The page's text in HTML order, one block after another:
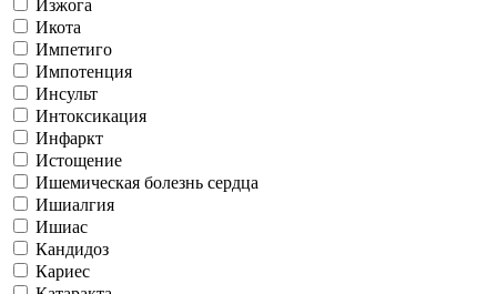
Изжога
Икота
Импетиго
Импотенция
Инсульт
Интоксикация
Инфаркт
Истощение
Ишемическая болезнь сердца
Ишиалгия
Ишиас
Кандидоз
Кариес